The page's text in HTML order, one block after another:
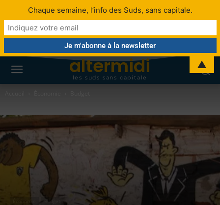
altermidi
les suds sans capitale
Budget
Chaque semaine, l’info des Suds, sans capitale.
▲